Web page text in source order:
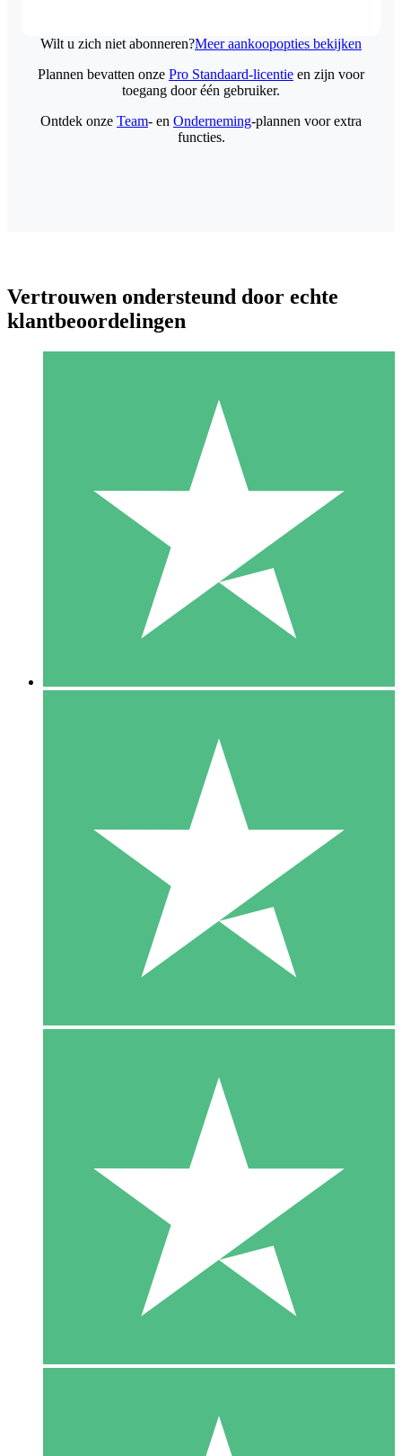
Wilt u zich niet abonneren?Meer aankoopopties bekijken
Individuele Creditpakketten
Betaal per gebruik met downloadtegoeden. Geen maandelijkse
1000
10 Downloaden
20 00
Plannen bevatten onze Pro Standaard-licentie en zijn voor
toegang door één gebruiker.
Ontdek onze Team- en Onderneming-plannen voor extra
functies.
Vertrouwen ondersteund door echte
klantbeoordelingen